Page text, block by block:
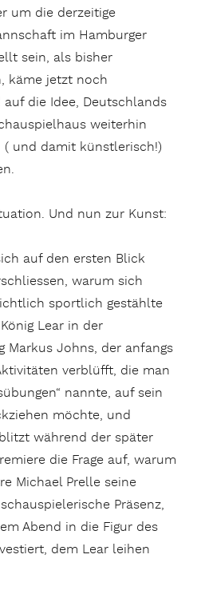
um die derzeitige
im Hamburger
sein, als bisher
käme jetzt noch
auf die Idee, Deutschlands
weiterhin
und damit künstlerisch!)
Und nun zur Kunst:
auf den ersten Blick
warum sich
sportlich gestählte
Lear in der
Markus Johns, der anfangs
verblüfft, die man
nannte, auf sein
möchte, und
während der später
die Frage auf, warum
Michael Prelle seine
Präsenz,
Abend in die Figur des
dem Lear leihen